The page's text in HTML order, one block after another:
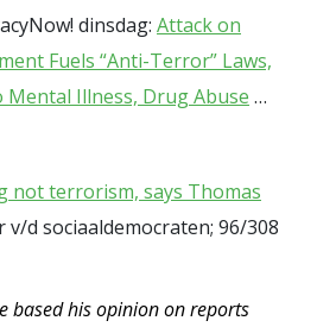
dinsdag: Attack on
Fuels “Anti-Terror” Laws,
Illness, Drug Abuse …
not terrorism, says Thomas
v/d sociaaldemocraten; 96/308
based his opinion on reports